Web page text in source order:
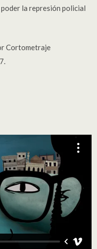
poder la represión policial
Cortometraje